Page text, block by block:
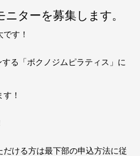
ターを募集します。
す！
る「ボクノジムピラティス」に
！
ける方は最下部の申込方法に従